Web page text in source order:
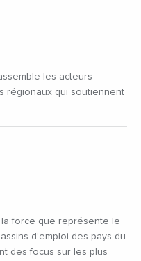
force que représente le
d’emploi des pays du
des focus sur les plus
les acteurs
régionaux qui soutiennent